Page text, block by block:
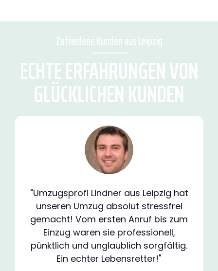
Zufriedene Kunden aus Leipzig
ECHTE ERFAHRUNGEN VON
GLÜCKLICHEN KUNDEN
"Umzugsprofi Lindner aus Leipzig hat
unseren Umzug absolut stressfrei
gemacht! Vom ersten Anruf bis zum
Einzug waren sie professionell,
pünktlich und unglaublich sorgfältig.
Ein echter Lebensretter!"